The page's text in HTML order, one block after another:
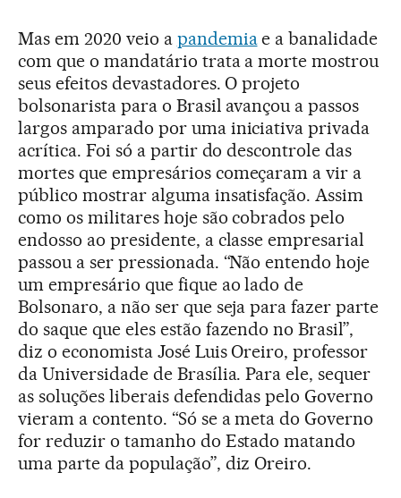
Mas em 2020 veio a pandemiae a banalidade
com que o mandatário trata a morte mostrou
seus efeitos devastadores. O projeto
bolsonarista para o Brasil avançou a passos
largos amparado por uma iniciativa privada
acrítica. Foi só a partir do descontrole das
mortes que empresários começaram a vir a
público mostrar alguma insatisfação. Assim
como os militares hoje são cobrados pelo
endosso ao presidente, a classe empresarial
passou a ser pressionada. “Não entendo hoje
um empresário que fique ao lado de
Bolsonaro, a não ser que seja para fazer parte
do saque que eles estão fazendo no Brasil”,
diz o economista José Luis Oreiro, professor
da Universidade de Brasília. Para ele, sequer
as soluções liberais defendidas pelo Governo
vieram a contento. “Só se a meta do Governo
for reduzir o tamanho do Estado matando
uma parte da população”, diz Oreiro.